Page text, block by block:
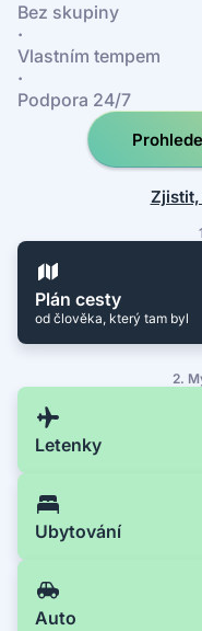
Bez skupiny
·
Vlastním tempem
·
Podpora 24/7
Plán cesty
od člověka, který tam byl
2.
Letenky
Ubytování
Auto